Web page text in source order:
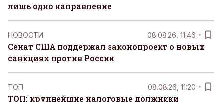
лишь одно направление
НОВОСТИ 08.08.26, 11:46
Сенат США поддержал законопроект о новых
санкциях против России
ТОП 08.08.26, 11:20
ТОП: крупнейшие налоговые должники